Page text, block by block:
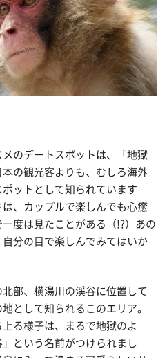
のデートスポットは、「地獄
の観光客よりも、むしろ海外
ットとして知られています
、カップルで楽しんでも心癒
度は見たことがある（!?）あの
分の目で楽しんでみてはいか
部、横湯川の渓谷に位置して
として知られるこのエリア。
る様子は、まるで地獄のよ
という名前がつけられまし